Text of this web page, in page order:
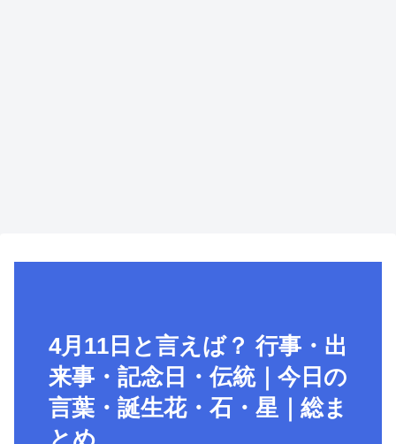
4月11日と言えば？ 行事・出
来事・記念日・伝統｜今日の
言葉・誕生花・石・星｜総ま
とめ